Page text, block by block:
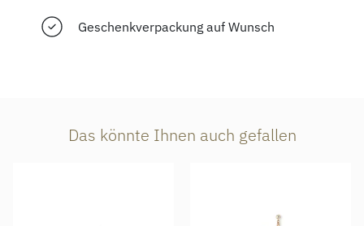
Geschenkverpackung auf Wunsch
Das könnte Ihnen auch gefallen